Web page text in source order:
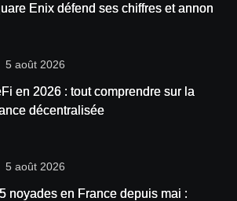
Enix défend ses chiffres et annonce
5 août 2026
en 2026 : tout comprendre sur la
décentralisée
5 août 2026
noyades en France depuis mai :